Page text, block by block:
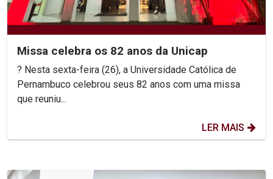
Missa celebra os 82 anos da Unicap
? Nesta sexta-feira (26), a Universidade Católica de
Pernambuco celebrou seus 82 anos com uma missa
que reuniu...
LER MAIS